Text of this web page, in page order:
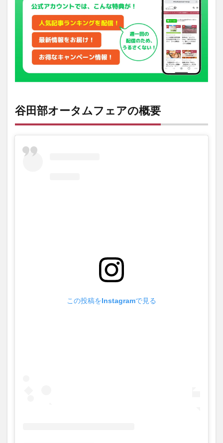
谷田部オータムフェアの概要
この投稿をInstagramで見る